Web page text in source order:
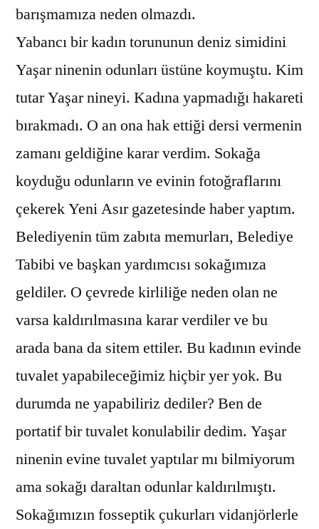
barışmamıza neden olmazdı.
Yabancı bir kadın torununun deniz simidini
Yaşar ninenin odunları üstüne koymuştu. Kim
tutar Yaşar nineyi. Kadına yapmadığı hakareti
bırakmadı. O an ona hak ettiği dersi vermenin
zamanı geldiğine karar verdim. Sokağa
koyduğu odunların ve evinin fotoğraflarını
çekerek Yeni Asır gazetesinde haber yaptım.
Belediyenin tüm zabıta memurları, Belediye
Tabibi ve başkan yardımcısı sokağımıza
geldiler. O çevrede kirliliğe neden olan ne
varsa kaldırılmasına karar verdiler ve bu
arada bana da sitem ettiler. Bu kadının evinde
tuvalet yapabileceğimiz hiçbir yer yok. Bu
durumda ne yapabiliriz dediler? Ben de
portatif bir tuvalet konulabilir dedim. Yaşar
ninenin evine tuvalet yaptılar mı bilmiyorum
ama sokağı daraltan odunlar kaldırılmıştı.
Sokağımızın fosseptik çukurları vidanjörlerle